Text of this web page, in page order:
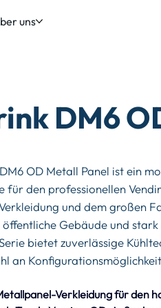
uns
DM6
OD Metall Panel ist ein
für den professionellen
und dem großen
Gebäude und
bietet zuverlässige
an
Verkleidung für den